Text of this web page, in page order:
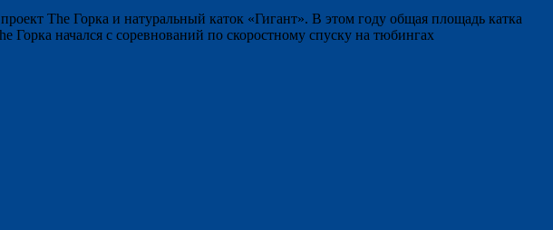
The Горка и натуральный каток «Гигант». В этом году общая площадь катка
Горка начался с соревнований по скоростному спуску на тюбингах